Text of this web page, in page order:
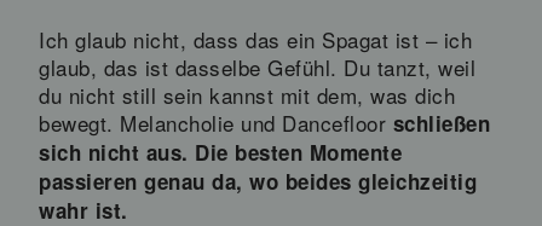
Ich glaub nicht, dass das ein Spagat ist – ich
glaub, das ist dasselbe Gefühl. Du tanzt, weil
du nicht still sein kannst mit dem, was dich
bewegt. Melancholie und Dancefloor schließen
sich nicht aus. Die besten Momente
passieren genau da, wo beides gleichzeitig
wahr ist.